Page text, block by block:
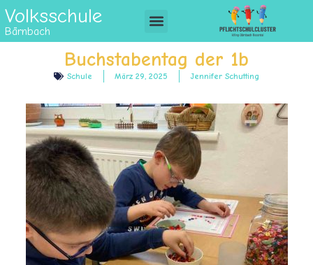
Volksschule
Bärnbach
Buchstabentag der 1b
Schule März 29, 2025 Jennifer Schutting